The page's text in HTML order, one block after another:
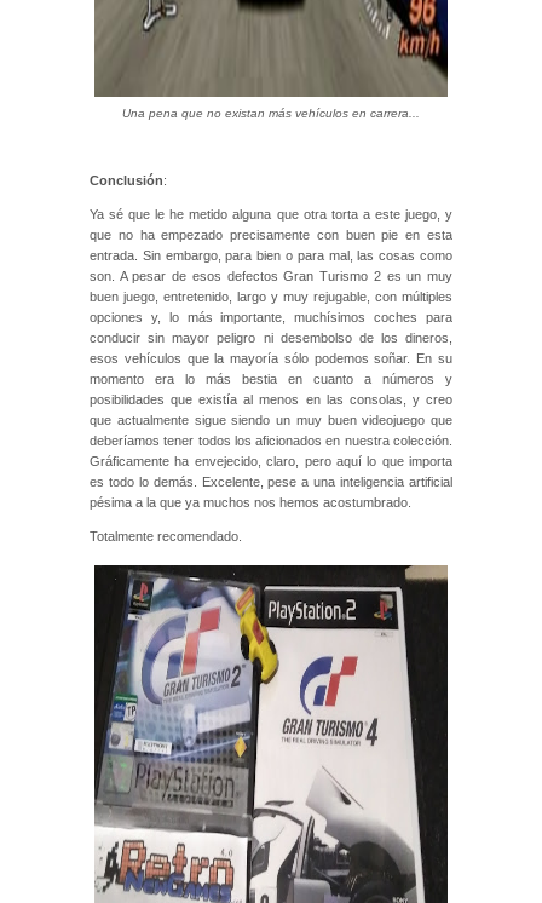
Una pena que no existan más vehículos en carrera...
Conclusión:
Ya sé que le he metido alguna que otra torta a este juego, y
que no ha empezado precisamente con buen pie en esta
entrada. Sin embargo, para bien o para mal, las cosas como
son. A pesar de esos defectos Gran Turismo 2 es un muy
buen juego, entretenido, largo y muy rejugable, con múltiples
opciones y, lo más importante, muchísimos coches para
conducir sin mayor peligro ni desembolso de los dineros,
esos vehículos que la mayoría sólo podemos soñar. En su
momento era lo más bestia en cuanto a números y
posibilidades que existía al menos en las consolas, y creo
que actualmente sigue siendo un muy buen videojuego que
deberíamos tener todos los aficionados en nuestra colección.
Gráficamente ha envejecido, claro, pero aquí lo que importa
es todo lo demás. Excelente, pese a una inteligencia artificial
pésima a la que ya muchos nos hemos acostumbrado.
Totalmente recomendado.